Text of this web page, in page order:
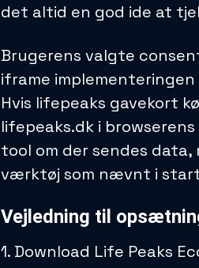
det altid en god ide at
Brugerens valgte
iframe
Hvis lifepeaks gavekort
lifepeaks.dk i
tool om der sendes
værktøj som nævnt i
Vejledning til
1. Download Life Peaks